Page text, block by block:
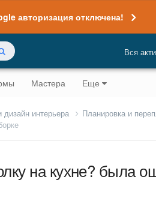
авторизация отключена!
Вся
Мастера Еще
интерьера
Планировка и
на кухне? была